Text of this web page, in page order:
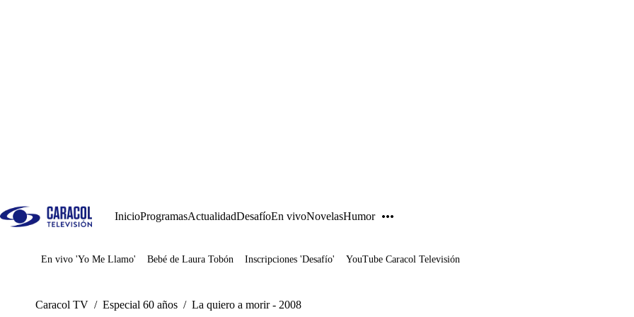
InicioProgramasActualidadDesafíoEn vivoNovelasHumor
Juegos
En vivo 'Yo Me Llamo' Bebé de Laura Tobón Inscripciones 'Desafío' YouTube Caracol Televisión
Caracol TV / Especial 60 años / La quiero a morir - 2008